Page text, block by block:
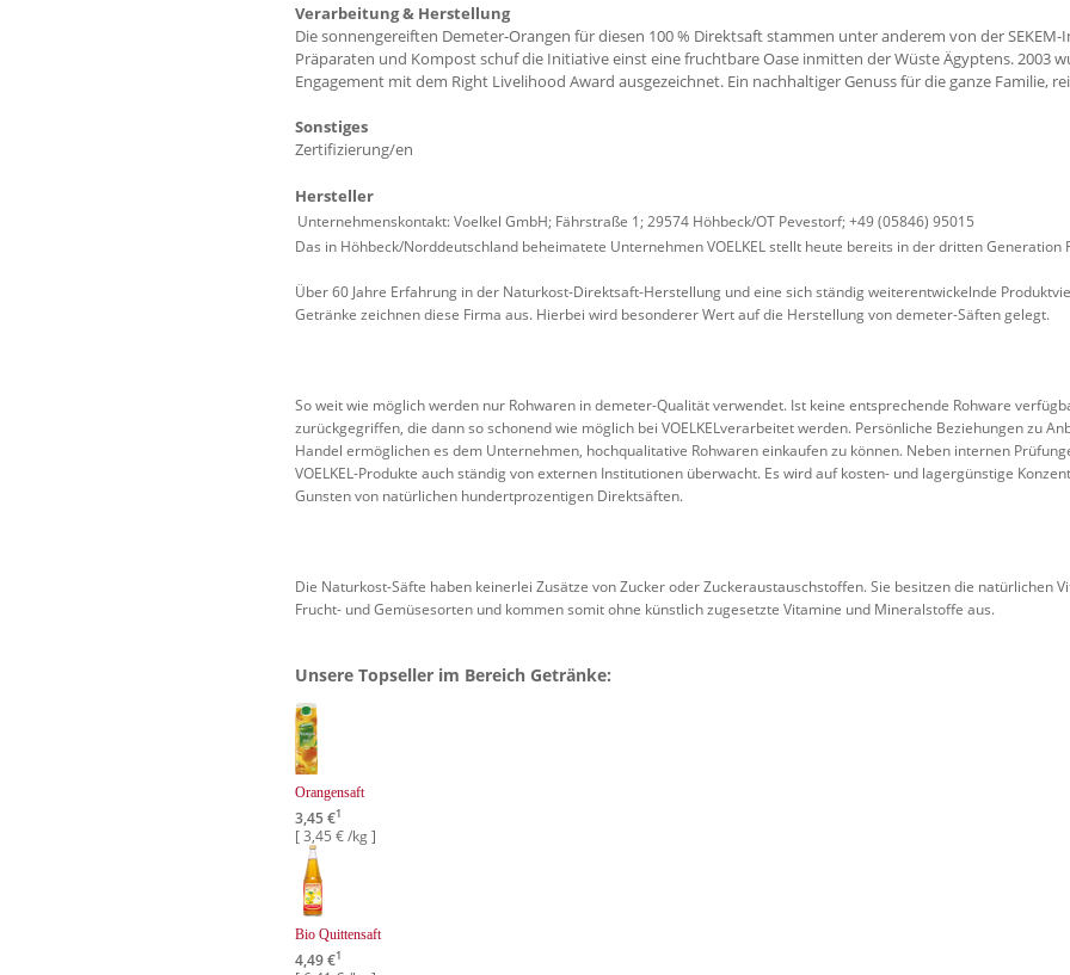
Verarbeitung & Herstellung
Die sonnengereiften Demeter-Orangen für diesen 100 % Direktsaft stammen unter anderem von der
Präparaten und Kompost schuf die Initiative einst eine fruchtbare Oase inmitten der Wüste Ägyptens. 2003
Engagement mit dem Right Livelihood Award ausgezeichnet. Ein nachhaltiger Genuss für die ganze Familie,
Sonstiges
Zertifizierung/en
Hersteller
Unternehmenskontakt: Voelkel GmbH; Fährstraße 1; 29574 Höhbeck/OT Pevestorf; +49 (05846) 95015
Das in Höhbeck/Norddeutschland beheimatete Unternehmen VOELKEL stellt heute bereits in der dritten Generation
Über 60 Jahre Erfahrung in der Naturkost-Direktsaft-Herstellung und eine sich ständig weiterentwickelnde
Getränke zeichnen diese Firma aus. Hierbei wird besonderer Wert auf die Herstellung von demeter-Säften gelegt.
So weit wie möglich werden nur Rohwaren in demeter-Qualität verwendet. Ist keine entsprechende Rohware
zurückgegriffen, die dann so schonend wie möglich bei VOELKELverarbeitet werden. Persönliche Beziehungen zu
Handel ermöglichen es dem Unternehmen, hochqualitative Rohwaren einkaufen zu können. Neben internen
VOELKEL-Produkte auch ständig von externen Institutionen überwacht. Es wird auf kosten- und lagergünstige
Gunsten von natürlichen hundertprozentigen Direktsäften.
Die Naturkost-Säfte haben keinerlei Zusätze von Zucker oder Zuckeraustauschstoffen. Sie besitzen die natürlichen
Frucht- und Gemüsesorten und kommen somit ohne künstlich zugesetzte Vitamine und Mineralstoffe aus.
Unsere Topseller im Bereich Getränke:
Orangensaft
3,45 €1
[ 3,45 € /kg ]
Bio Quittensaft
4,49 €1